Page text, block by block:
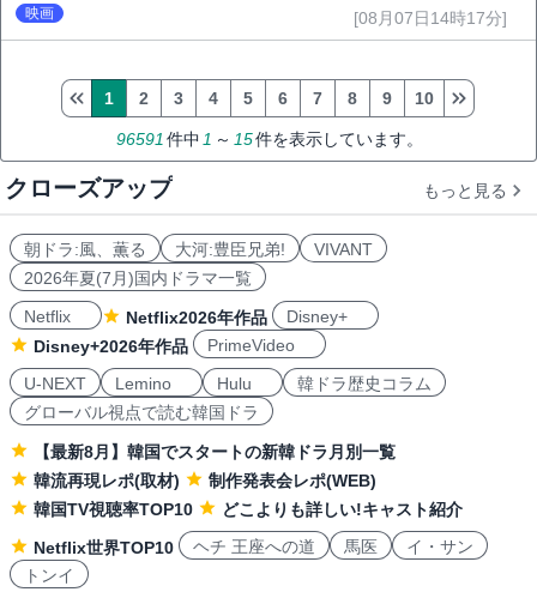
映画 [08月07日14時17分]
96591 件中 1 ～ 15件を表示しています。
1 2 3 4 5 6 7 8 9 10
クローズアップ もっと見る
朝ドラ:風、薫る 大河:豊臣兄弟!
VIVANT
2026年夏(7月)国内ドラマ一覧
Netflix
Netflix2026年作品
Disney+
Disney+2026年作品
PrimeVideo
U-NEXT
Lemino Hulu
韓ドラ歴史コラム
グローバル視点で読む韓国ドラ
【最新8月】韓国でスタートの新韓ドラ月別一覧
韓流再現レポ(取材)
制作発表会レポ(WEB)
韓国TV視聴率TOP10
どこよりも詳しい!キャスト紹介
Netflix世界TOP10
ヘチ 王座への道 馬医
イ・サン
トンイ